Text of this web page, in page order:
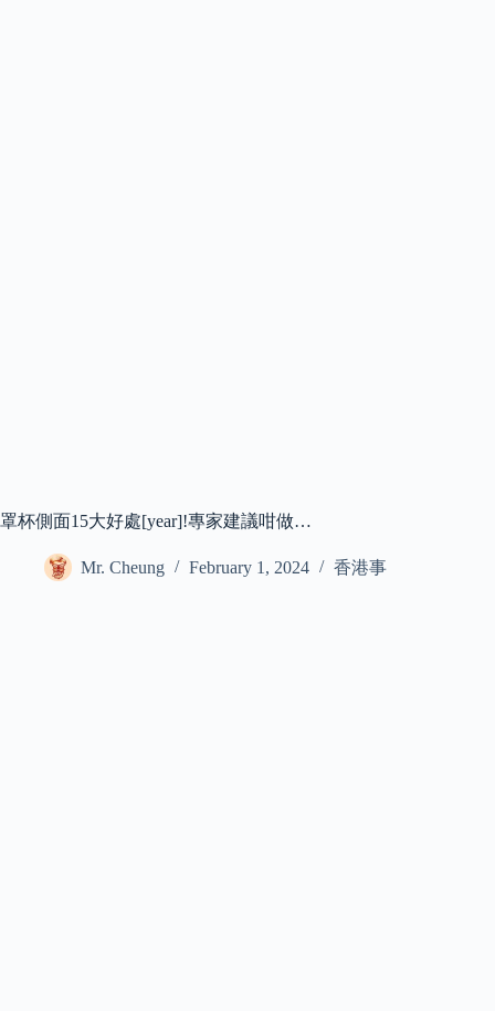
罩杯側面15大好處[year]!專家建議咁做…
Mr. Cheung February 1, 2024 香港事